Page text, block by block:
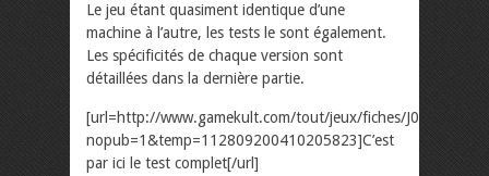
Le jeu étant quasiment identique d’une
machine à l’autre, les tests le sont également.
Les spécificités de chaque version sont
détaillées dans la dernière partie.
[url=http://www.gamekult.com/tout/jeux/fiches/
nopub=1&temp=112809200410205823]C’est
par ici le test complet[/url]